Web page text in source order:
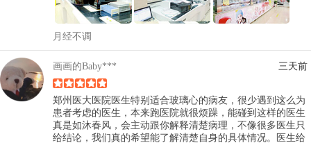
月经不调
画画的Baby*** 三天前
郑州医大医院医生特别适合玻璃心的病友，很少遇到这么为
患者考虑的医生，本来跑医院就很烦躁，能碰到这样的医生
真是如沐春风，会主动跟你解释清楚病理，不像很多医生只
给结论，我们真的希望能了解清楚自身的具体情况。医生给